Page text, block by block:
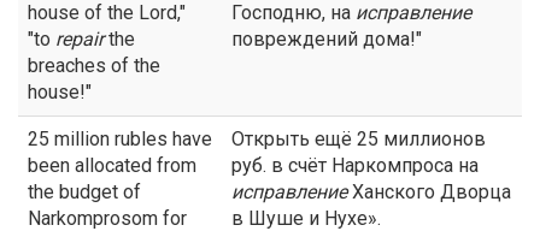
house of the Lord,"
"to repairthe
breaches of the
house!"
Господню, на исправление
повреждений дома!"
25 million rubles have
been allocated from
the budget of
Narkomprosom for
Открыть ещё 25 миллионов
руб. в счёт Наркомпроса на
исправлениеХанского Дворца
в Шуше и Нухе».